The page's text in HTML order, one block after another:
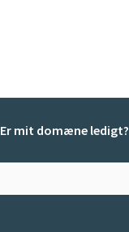
Er mit domæne ledigt?